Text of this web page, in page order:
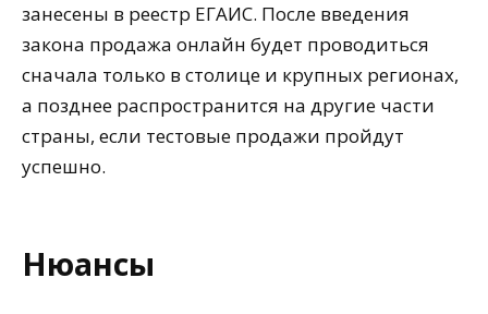
занесены в реестр ЕГАИС. После введения
закона продажа онлайн будет проводиться
сначала только в столице и крупных регионах,
а позднее распространится на другие части
страны, если тестовые продажи пройдут
успешно.
Нюансы